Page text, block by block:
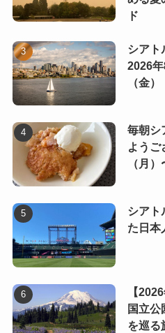
ド
シアト
2026
（金）
毎朝シ
ようご
（月
シアト
た日本
【
国立公
を巡る